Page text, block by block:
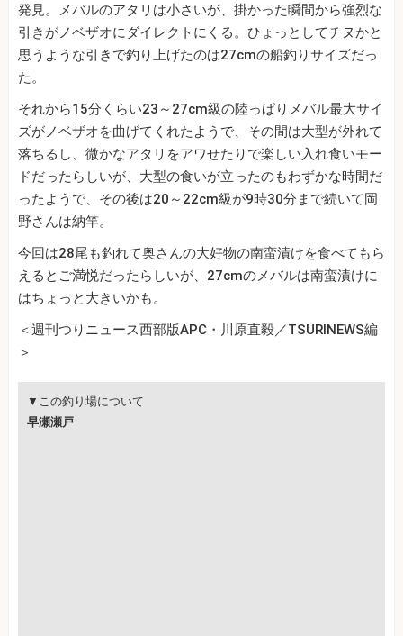
発見。メバルのアタリは小さいが、掛かった瞬間から強烈な
引きがノベザオにダイレクトにくる。ひょっとしてチヌかと
思うような引きで釣り上げたのは27cmの船釣りサイズだっ
た。
それから15分くらい23～27cm級の陸っぱりメバル最大サイ
ズがノベザオを曲げてくれたようで、その間は大型が外れて
落ちるし、微かなアタリをアワせたりで楽しい入れ食いモー
ドだったらしいが、大型の食いが立ったのもわずかな時間だ
ったようで、その後は20～22cm級が9時30分まで続いて岡
野さんは納竿。
今回は28尾も釣れて奥さんの大好物の南蛮漬けを食べてもら
えるとご満悦だったらしいが、27cmのメバルは南蛮漬けに
はちょっと大きいかも。
＜週刊つりニュース西部版APC・川原直毅／TSURINEWS編
＞
▼この釣り場について
早瀬瀬戸